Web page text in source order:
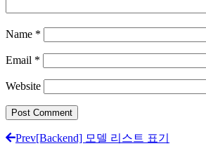
Name *
Email *
Website
Prev[Backend] 모델 리스트 표기